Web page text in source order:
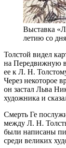
Выставка
летию со
Толстой видел
на Передвижную
ее к Л. Н.
Через некоторое
он застал Льва
художника и
Смерть Ге
между Л. Н.
были написаны
среди великих